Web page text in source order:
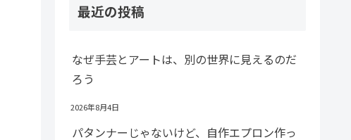
最近の投稿
なぜ手芸とアートは、別の世界に見えるのだ
ろう
2026年8月4日
パタンナーじゃないけど、自作エプロン作っ